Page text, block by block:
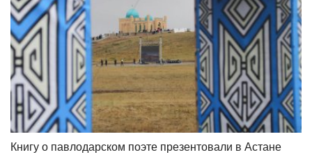
Книгу о павлодарском поэте презентовали в Астане